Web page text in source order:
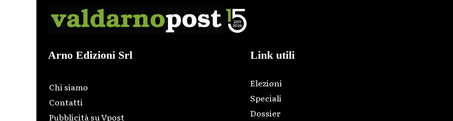
Arno Edizioni Srl
Chi siamo
Contatti
Pubblicità su Vpost
Link utili
Elezioni
Speciali
Dossier